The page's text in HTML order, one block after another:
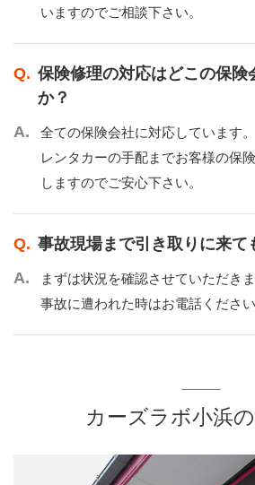
いますのでご相談下さい。
保険修理の対応はどこの保険
か？
全ての保険会社に対応しています。
レンタカーの手配までお客様の保
しますのでご安心下さい。
事故現場まで引き取りに来て
まずは状況を確認させていただきま
事故に遭われた時はお電話ください
カーズラボ小浜